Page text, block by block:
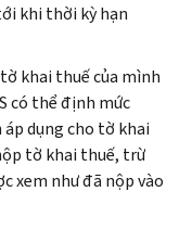
khi thời kỳ hạn
khai thuế của mình
có thể định mức
dụng cho tờ khai
tờ khai thuế, trừ
xem như đã nộp vào